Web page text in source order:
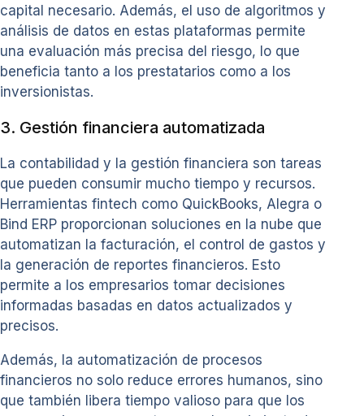
capital necesario. Además, el uso de algoritmos y
análisis de datos en estas plataformas permite
una evaluación más precisa del riesgo, lo que
beneficia tanto a los prestatarios como a los
inversionistas.
3. Gestión financiera automatizada
La contabilidad y la gestión financiera son tareas
que pueden consumir mucho tiempo y recursos.
Herramientas fintech como QuickBooks, Alegra o
Bind ERP proporcionan soluciones en la nube que
automatizan la facturación, el control de gastos y
la generación de reportes financieros. Esto
permite a los empresarios tomar decisiones
informadas basadas en datos actualizados y
precisos.
Además, la automatización de procesos
financieros no solo reduce errores humanos, sino
que también libera tiempo valioso para que los